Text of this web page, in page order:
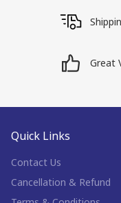
Great
Quick Links
Contact Us
Cancellation & Refund